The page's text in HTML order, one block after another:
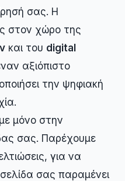
σας. Η
στον χώρο της
και του digital
αξιόπιστο
την ψηφιακή
μόνο στην
σας. Παρέχουμε
για να
σας παραμένει